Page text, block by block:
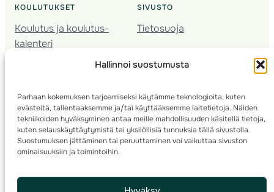
Hallinnoi suostumusta
Parhaan kokemuksen tarjoamiseksi käytämme teknologioita, kuten
evästeitä, tallentaaksemme ja/tai käyttääksemme laitetietoja. Näiden
tekniikoiden hyväksyminen antaa meille mahdollisuuden käsitellä tietoja,
kuten selauskäyttäytymistä tai yksilöllisiä tunnuksia tällä sivustolla.
Suostumuksen jättäminen tai peruuttaminen voi vaikuttaa sivuston
ominaisuuksiin ja toimintoihin.
KOULUTUKSET
Koulutus ja koulutus­
kalenteri
Nuorison koulutukset
Kartoitus
Ratamestari
SIVUSTO
Tietosuoja
© 2025 ·Suomen Suunnistusliitto· Valimotie 10, 00380 Helsinki, Finland
info(a)suunnistusliitto.fi,Rastilipun asiat: rastilippu(a)suunnistusliitto.fi